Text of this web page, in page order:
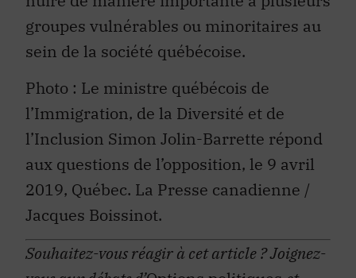
groupes vulnérables ou minoritaires au
sein de la société québécoise.
Photo : Le ministre québécois de
l’Immigration, de la Diversité et de
l’Inclusion Simon Jolin-Barrette répond
aux questions de l’opposition, le 9 avril
2019, Québec. La Presse canadienne /
Jacques Boissinot.
Souhaitez-vous réagir à cet article ?Joignez-